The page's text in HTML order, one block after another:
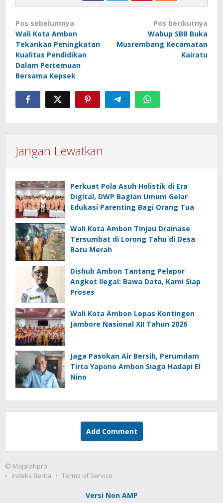
Navigasi
pos
Pos sebelumnya
Wali Kota Ambon
Tekankan Peningkatan
Kualitas Pendidikan
Dalam Pertemuan
Bersama Kepsek
Pos berikutnya
Wabup SBB Buka
Musrembang Kecamatan
Kairatu
Jangan Lewatkan
Perkuat Pola Asuh Holistik di Era
Digital, DWP Bagian Umum Gelar
Edukasi Parenting Bagi Orang Tua
Wali Kota Ambon Tinjau Drainase
Tersumbat di Lorong Tahu di Desa
Batu Merah
Dishub Ambon Tantang Pelapor
Angkot Ilegal: Bawa Data, Kami Siap
Proses
Wali Kota Ambon Lepas Kontingen
Jambore Nasional XII Tahun 2026
Jaga Pasokan Air Bersih, Perumdam
Tirta Yapono Ambon Siaga Hadapi El
Nino
Add Comment
© Majalahpro
Indeks Berita
Terms of Service
Versi Non AMP